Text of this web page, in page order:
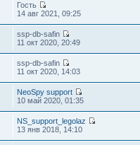
Гость
14 авг 2021, 09:25
ssp-db-safin
11 окт 2020, 20:49
ssp-db-safin
11 окт 2020, 14:03
NeoSpy support
10 май 2020, 01:35
NS_support_legolaz
13 янв 2018, 14:10